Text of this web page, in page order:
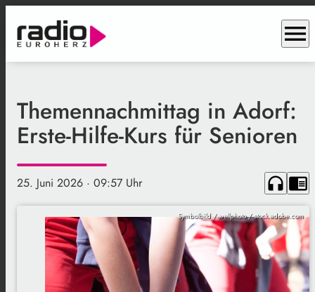
menu
Themennachmittag in Adorf:
Erste-Hilfe-Kurs für Senioren
25. Juni 2026 · 09:57 Uhr headphones chrome_reader_mode
Symbolbild / wellphoto / stock.adobe.com